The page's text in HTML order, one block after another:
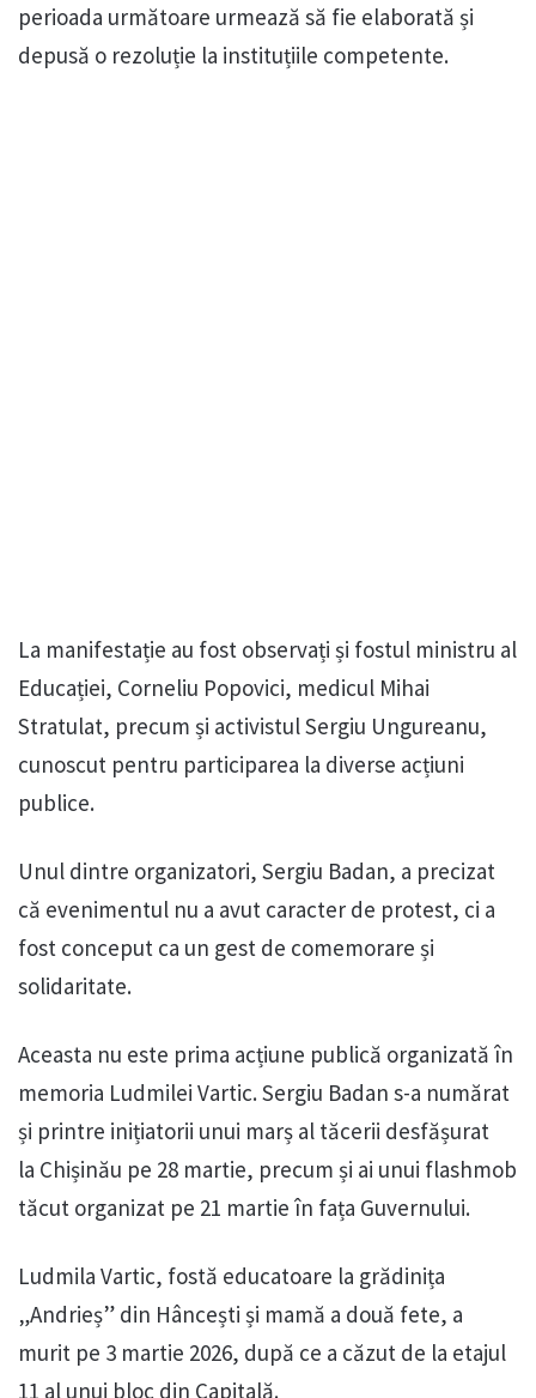
perioada următoare urmează să fie elaborată și
depusă o rezoluție la instituțiile competente.
La manifestație au fost observați și fostul ministru al
Educației, Corneliu Popovici, medicul Mihai
Stratulat, precum și activistul Sergiu Ungureanu,
cunoscut pentru participarea la diverse acțiuni
publice.
Unul dintre organizatori, Sergiu Badan, a precizat
că evenimentul nu a avut caracter de protest, ci a
fost conceput ca un gest de comemorare și
solidaritate.
Aceasta nu este prima acțiune publică organizată în
memoria Ludmilei Vartic. Sergiu Badan s-a numărat
și printre inițiatorii unui marș al tăcerii desfășurat
la Chișinău pe 28 martie, precum și ai unui flashmob
tăcut organizat pe 21 martie în fața Guvernului.
Ludmila Vartic, fostă educatoare la grădinița
„Andrieș” din Hâncești și mamă a două fete, a
murit pe 3 martie 2026, după ce a căzut de la etajul
11 al unui bloc din Capitală.